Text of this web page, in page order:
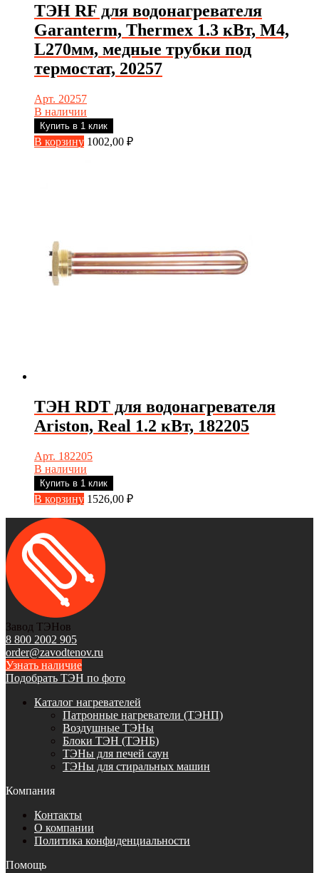
ТЭН RF для водонагревателя
Garanterm, Thermex 1.3 кВт, М4,
L270мм, медные трубки под
термостат, 20257
Арт. 20257
В наличии
Купить в 1 клик
В корзину 1002,00 ₽
ТЭН RDT для водонагревателя
Ariston, Real 1.2 кВт, 182205
Арт. 182205
В наличии
Купить в 1 клик
В корзину 1526,00 ₽
Завод ТЭНов
8 800 2002 905
order@zavodtenov.ru
Узнать наличие
Подобрать ТЭН по фото
Каталог нагревателей
Патронные нагреватели (ТЭНП)
Воздушные ТЭНы
Блоки ТЭН (ТЭНБ)
ТЭНы для печей саун
ТЭНы для стиральных машин
Компания
Контакты
О компании
Политика конфиденциальности
Помощь